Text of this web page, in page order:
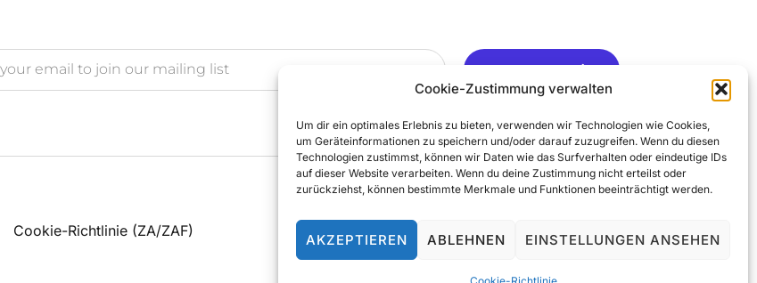
Cookie-Zustimmung verwalten
Um dir ein optimales Erlebnis zu bieten, verwenden wir Technologien wie Cookies,
um Geräteinformationen zu speichern und/oder darauf zuzugreifen. Wenn du diesen
Technologien zustimmst, können wir Daten wie das Surfverhalten oder eindeutige IDs
auf dieser Website verarbeiten. Wenn du deine Zustimmung nicht erteilst oder
zurückziehst, können bestimmte Merkmale und Funktionen beeinträchtigt werden.
AKZEPTIEREN ABLEHNEN EINSTELLUNGEN ANSEHEN
Ja, Gerne ..
Cookie-Richtlinie (ZA/ZAF)
© 2025 All Rights Reserved